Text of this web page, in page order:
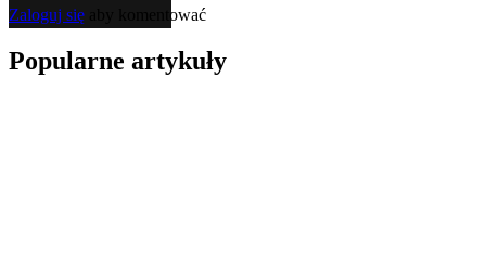
Zaloguj się aby komentować
Popularne artykuły